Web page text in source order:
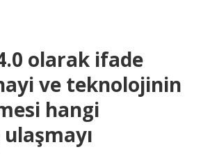
olarak ifade
ve teknolojinin
hangi